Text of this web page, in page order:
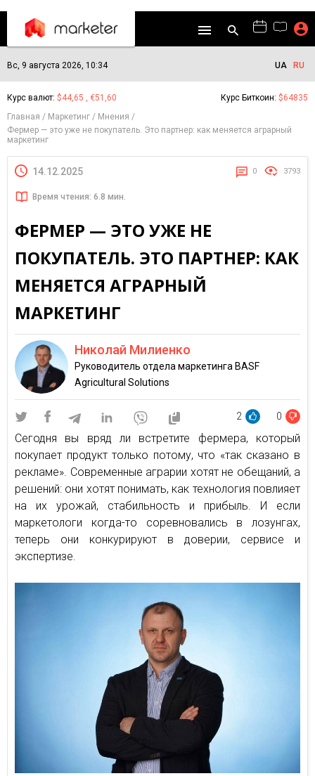
Вс, 9 августа 2026, 10:34 UA RU
Курс валют: $44,65 , €51,60 Курс Биткоин: $64835
Главная
Маркетинг
Мнения
Фермер — это уже не покупатель. Это партнер: как меняется аграрный
маркетинг
14.12.2025 0 3793
Время чтения: 6.8 мин.
ФЕРМЕР — ЭТО УЖЕ НЕ
ПОКУПАТЕЛЬ. ЭТО ПАРТНЕР: КАК
МЕНЯЕТСЯ АГРАРНЫЙ
МАРКЕТИНГ
Николай Милиенко
Руководитель отдела маркетинга BASF
Agricultural Solutions
2 0
Сегодня вы вряд ли встретите фермера, который
покупает продукт только потому, что «так сказано в
рекламе». Современные аграрии хотят не обещаний, а
решений: они хотят понимать, как технология повлияет
на их урожай, стабильность и прибыль. И если
маркетологи когда-то соревновались в лозунгах,
теперь они конкурируют в доверии, сервисе и
экспертизе.